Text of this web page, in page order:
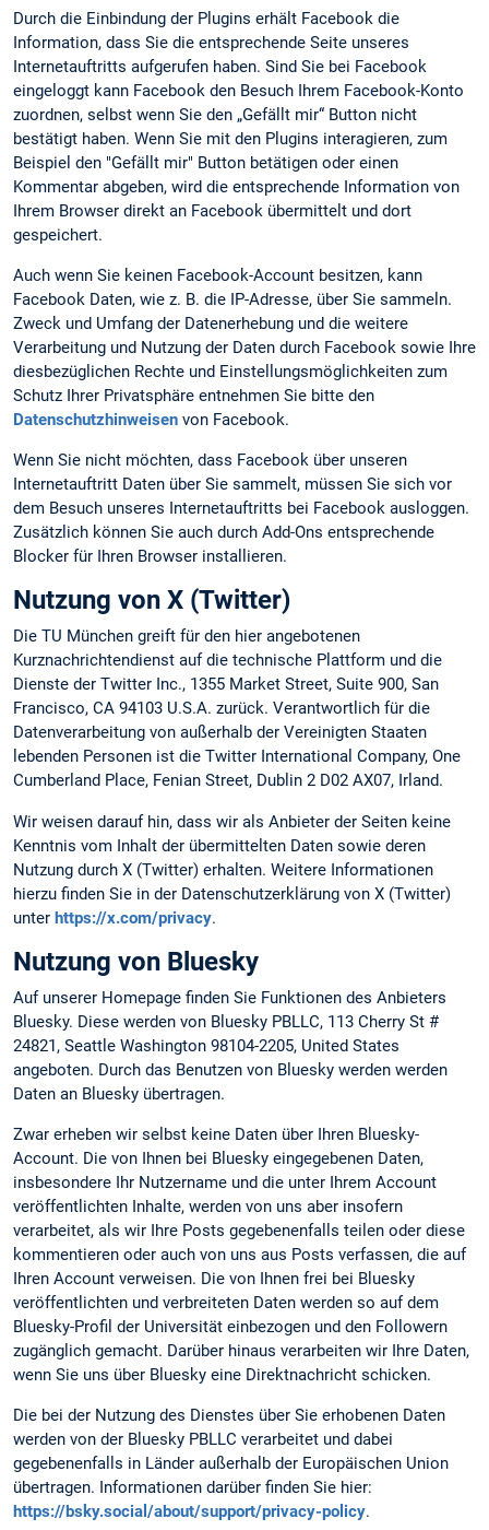
Durch die Einbindung der Plugins erhält Facebook die
Information, dass Sie die entsprechende Seite unseres
Internetauftritts aufgerufen haben. Sind Sie bei Facebook
eingeloggt kann Facebook den Besuch Ihrem Facebook-Konto
zuordnen, selbst wenn Sie den „Gefällt mir“ Button nicht
bestätigt haben. Wenn Sie mit den Plugins interagieren, zum
Beispiel den "Gefällt mir" Button betätigen oder einen
Kommentar abgeben, wird die entsprechende Information von
Ihrem Browser direkt an Facebook übermittelt und dort
gespeichert.
Auch wenn Sie keinen Facebook-Account besitzen, kann
Facebook Daten, wie z. B. die IP-Adresse, über Sie sammeln.
Zweck und Umfang der Datenerhebung und die weitere
Verarbeitung und Nutzung der Daten durch Facebook sowie Ihre
diesbezüglichen Rechte und Einstellungsmöglichkeiten zum
Schutz Ihrer Privatsphäre entnehmen Sie bitte den
Datenschutzhinweisen von Facebook.
Wenn Sie nicht möchten, dass Facebook über unseren
Internetauftritt Daten über Sie sammelt, müssen Sie sich vor
dem Besuch unseres Internetauftritts bei Facebook ausloggen.
Zusätzlich können Sie auch durch Add-Ons entsprechende
Blocker für Ihren Browser installieren.
Nutzung von X (Twitter)
Die TU München greift für den hier angebotenen
Kurznachrichtendienst auf die technische Plattform und die
Dienste der Twitter Inc., 1355 Market Street, Suite 900, San
Francisco, CA 94103 U.S.A. zurück. Verantwortlich für die
Datenverarbeitung von außerhalb der Vereinigten Staaten
lebenden Personen ist die Twitter International Company, One
Cumberland Place, Fenian Street, Dublin 2 D02 AX07, Irland.
Wir weisen darauf hin, dass wir als Anbieter der Seiten keine
Kenntnis vom Inhalt der übermittelten Daten sowie deren
Nutzung durch X (Twitter) erhalten. Weitere Informationen
hierzu finden Sie in der Datenschutzerklärung von X (Twitter)
unter https://x.com/privacy.
Nutzung von Bluesky
Auf unserer Homepage finden Sie Funktionen des Anbieters
Bluesky. Diese werden von Bluesky PBLLC, 113 Cherry St #
24821, Seattle Washington 98104-2205, United States
angeboten. Durch das Benutzen von Bluesky werden werden
Daten an Bluesky übertragen.
Zwar erheben wir selbst keine Daten über Ihren Bluesky-
Account. Die von Ihnen bei Bluesky eingegebenen Daten,
insbesondere Ihr Nutzername und die unter Ihrem Account
veröffentlichten Inhalte, werden von uns aber insofern
verarbeitet, als wir Ihre Posts gegebenenfalls teilen oder diese
kommentieren oder auch von uns aus Posts verfassen, die auf
Ihren Account verweisen. Die von Ihnen frei bei Bluesky
veröffentlichten und verbreiteten Daten werden so auf dem
Bluesky-Profil der Universität einbezogen und den Followern
zugänglich gemacht. Darüber hinaus verarbeiten wir Ihre Daten,
wenn Sie uns über Bluesky eine Direktnachricht schicken.
Die bei der Nutzung des Dienstes über Sie erhobenen Daten
werden von der Bluesky PBLLC verarbeitet und dabei
gegebenenfalls in Länder außerhalb der Europäischen Union
übertragen. Informationen darüber finden Sie hier:
https://bsky.social/about/support/privacy-policy.